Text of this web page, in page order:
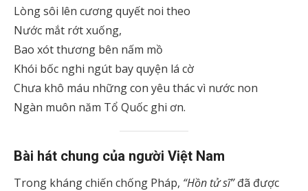
Lòng sôi lên cương quyết noi theo
Nước mắt rớt xuống,
Bao xót thương bên nấm mồ
Khói bốc nghi ngút bay quyện lá cờ
Chưa khô máu những con yêu thác vì nước non
Ngàn muôn năm Tổ Quốc ghi ơn.
Bài hát chung của người Việt Nam
Trong kháng chiến chống Pháp, “Hồn tử sĩ”đã được